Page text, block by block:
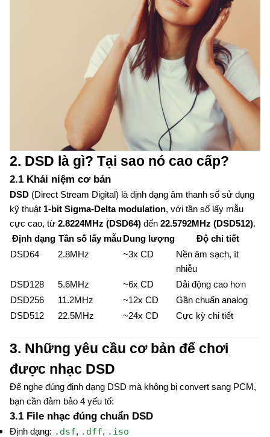
2. DSD là gì? Tại sao nó cao cấp?
2.1 Khái niệm cơ bản
DSD (Direct Stream Digital) là định dạng âm thanh số sử dụng
kỹ thuật 1-bit Sigma-Delta modulation, với tần số lấy mẫu
cực cao, từ 2.8224MHz (DSD64) đến 22.5792MHz (DSD512).
Định dạng Tần số lấy mẫu Dung lượng
Độ chi tiết
DSD64
2.8MHz ~3x CD
Nền âm sạch, ít
nhiễu
DSD128
5.6MHz ~6x CD
Dải động cao hơn
DSD256
11.2MHz ~12x CD
Gần chuẩn analog
DSD512
22.5MHz ~24x CD Cực kỳ chi tiết
3. Những yêu cầu cơ bản để chơi
được nhạc DSD
Để nghe đúng định dạng DSD mà không bị convert sang PCM,
bạn cần đảm bảo 4 yếu tố:
3.1 File nhạc đúng chuẩn DSD
Định dạng: .dsf, .dff, .iso